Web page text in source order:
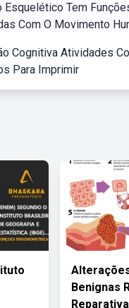
Esquelético Tem
Com O Movimento
Cognitiva Atividades
Para Imprimir
Benignas